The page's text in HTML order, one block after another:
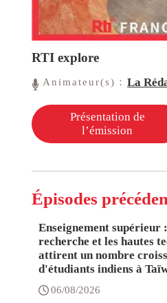
RTI explore
Animateur(s)：La
Présentation de
l’émission
Épisodes
Enseignement supérieur
recherche et les hautes
attirent un nombre
d'étudiants indiens à
06/08/2026